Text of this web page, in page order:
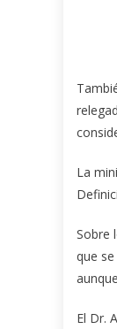
La
Sobre
que
El Dr.